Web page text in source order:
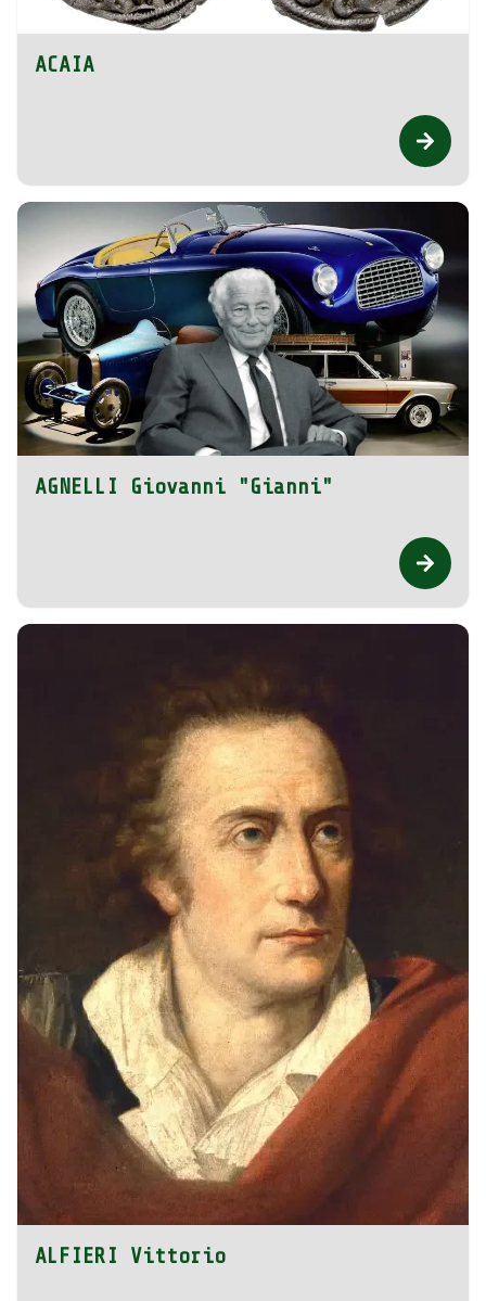
ACAIA
AGNELLI Giovanni "Gianni"
ALFIERI Vittorio